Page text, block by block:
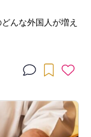
んな外国人が増え